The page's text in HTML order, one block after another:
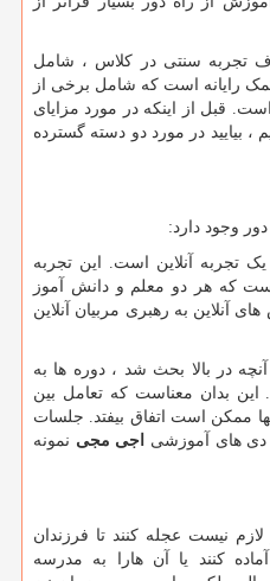
تجربه سنتی در کلاس ، شامل
رایانه است که شامل برخی از
است. قبل از اینکه در مورد مزایای
بیایید در مورد دو دسته گسترده
تجربه آنلاین است. این تجربه
که هر دو معلم و دانش آموز
آنلاین به رهبری مربیان آنلاین
در بالا بحث شد ، دوره ها به
بدان معناست که تعامل بین
ممکن است اتفاق بیفتد. جلسات
های آموزشی اجی مجی نمونه
نیست عجله کنند تا فرزندان
کنند یا آن هارا به مدرسه